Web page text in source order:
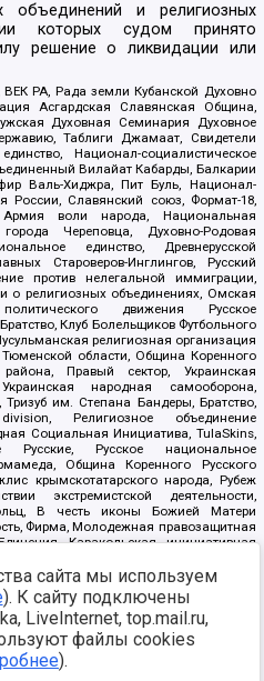
объединений и религиозных
которых судом принято
решение о ликвидации или
ВЕК РА, Рада земли Кубанской Духовно
Асгардская Славянская Община,
Духовная Семинария Духовное
Таблиги Джамаат, Свидетели
Национал-социалистическое
Вилайат Кабарды, Балкарии
Валь-Хиджра, Пит Буль, Национал-
России, Славянский союз, Формат-18,
воли народа, Национальная
Череповца, Духовно-Родовая
единство, Древнерусской
Староверов-Инглингов, Русский
против нелегальной иммиграции,
о религиозных объединениях, Омская
движения Русское
Клуб Болельщиков Футбольного
религиозная организация
области, Община Коренного
Правый сектор, Украинская
народная самооборона,
им. Степана Бандеры, Братство,
Религиозное объединение
Социальная Инициатива, TulaSkins,
Русские, Русское национальное
Община Коренного Русского
крымскотатарского народа, Рубеж
экстремистской деятельности,
В честь иконы Божией Матери
Фирма, Молодежная правозащитная
Каракольская инициативная
Умут, Русская республика Русь,
Нация и свобода, W.H.С., Фалунь
клуб-Новокузнецк/РПК,
с коррупцией, Фонд защиты прав
СССР Прикубанского округа г.
ru/documents/7822/
сайта мы используем
). К сайту подключены
LiveInternet, top.mail.ru,
файлы cookies
).